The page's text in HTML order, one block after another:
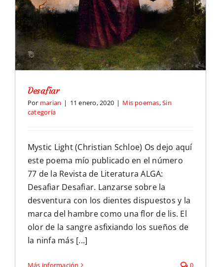
Desafiar
Por marian | 11 enero, 2020 | Mis poemas,Sin
categoría
Mystic Light (Christian Schloe) Os dejo aquí
este poema mío publicado en el número
77 de la Revista de Literatura ALGA:
Desafiar Desafiar. Lanzarse sobre la
desventura con los dientes dispuestos y la
marca del hambre como una flor de lis. El
olor de la sangre asfixiando los sueños de
la ninfa más [...]
Más información 0